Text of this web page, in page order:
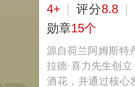
4+ | 评分8.8 |
勋章15个
源自荷兰阿姆斯特
拉德·喜力先生创
酒花，并通过核心